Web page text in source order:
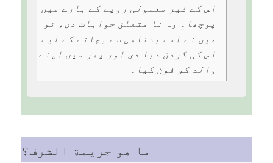
اس کے غیر معمولی رویے کے بارے میں
پوچھا۔ وہ نا متعلق جوابات دی، تو
میں نے اسے بدنامی سے بچانے کے لیے
اس کی گردن دبا دی اور پھر میں اپنے
والد کو فون کیا۔
ما هو جريمة الشرف؟